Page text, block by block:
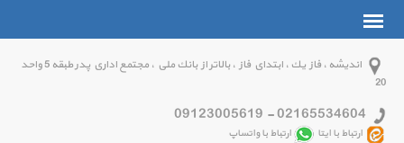
انديشه ، فاز يك ، ابتداي فاز ، بالاتر از بانك ملي ، مجتمع اداري پدر طبقه 5 واحد
20
02165534604
-
09123005619
ارتباط با ایتا ارتباط با واتساپ